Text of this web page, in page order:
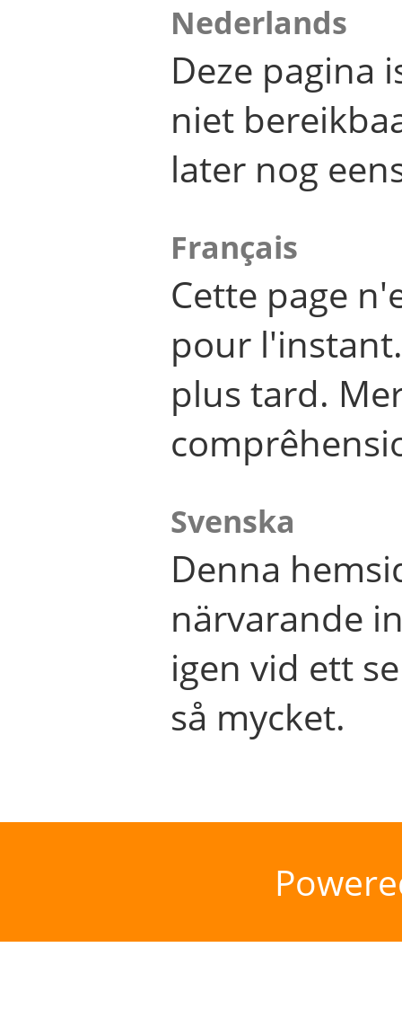
Nederlands
Deze pagina
niet
later nog
Français
Cette page
pour
plus tard.
Svenska
Denna
närvarande
igen vid ett
så mycket.